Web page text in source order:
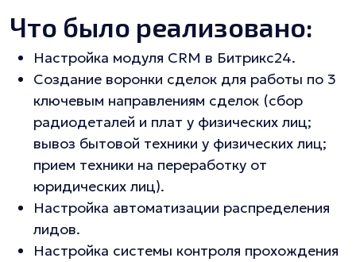
Что было реализовано:
Настройка модуля CRM в Битрикс24.
Создание воронки сделок для работы по 3
ключевым направлениям сделок (сбор
радиодеталей и плат у физических лиц;
вывоз бытовой техники у физических лиц;
прием техники на переработку от
юридических лиц).
Настройка автоматизации распределения
лидов.
Настройка системы контроля прохождения